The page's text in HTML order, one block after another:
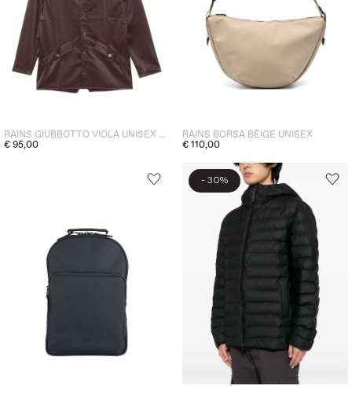
RAINS GIUBBOTTO VIOLA UNISEX CAPPUCCIO
€ 95,00
RAINS BORSA BEIGE UNISEX
€ 110,00
- 30%